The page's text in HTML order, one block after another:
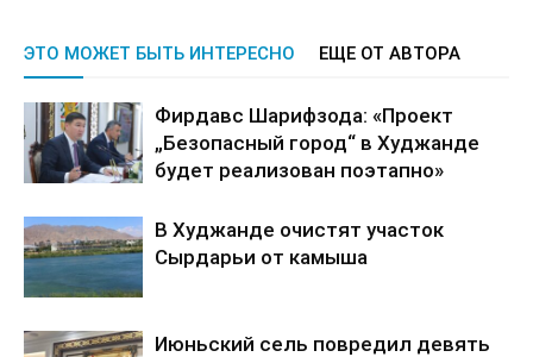
ЭТО МОЖЕТ БЫТЬ ИНТЕРЕСНО ЕЩЕ ОТ АВТОРА
Фирдавс Шарифзода: «Проект
„Безопасный город“ в Худжанде
будет реализован поэтапно»
В Худжанде очистят участок
Сырдарьи от камыша
Июньский сель повредил девять